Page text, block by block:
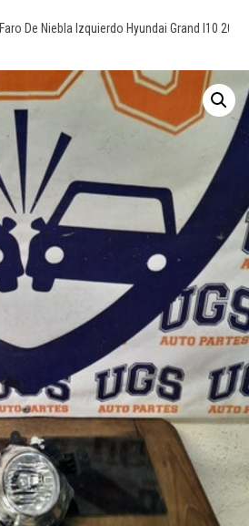
Faro De Niebla Izquierdo Hyundai Grand I10